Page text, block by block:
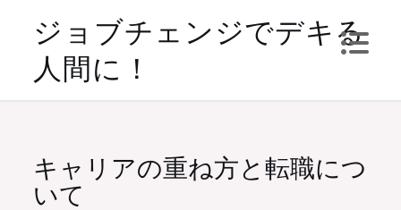
content
ジョブチェンジでデキる
人間に！
キャリアの重ね方と転職につ
いて